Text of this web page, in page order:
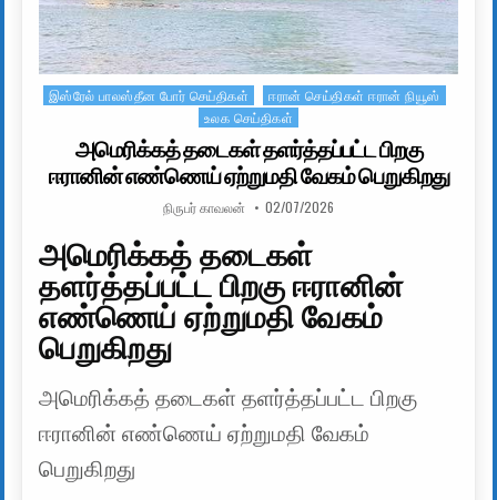
Posted in
இஸ்ரேல் பாலஸ்தீன போர் செய்திகள்
ஈரான் செய்திகள் ஈரான் நியூஸ்
உலக செய்திகள்
அமெரிக்கத் தடைகள் தளர்த்தப்பட்ட பிறகு
ஈரானின் எண்ணெய் ஏற்றுமதி வேகம் பெறுகிறது
AUTHOR:
நிருபர் காவலன் PUBLISHED DATE:
02/07/2026
அமெரிக்கத் தடைகள்
தளர்த்தப்பட்ட பிறகு ஈரானின்
எண்ணெய் ஏற்றுமதி வேகம்
பெறுகிறது
அமெரிக்கத் தடைகள் தளர்த்தப்பட்ட பிறகு
ஈரானின் எண்ணெய் ஏற்றுமதி வேகம்
பெறுகிறது